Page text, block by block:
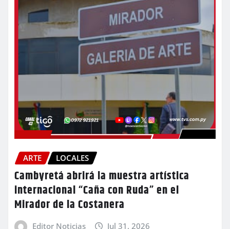
ARTE LOCALES
Cambyretá abrirá la muestra artística
internacional “Caña con Ruda” en el
Mirador de la Costanera
Editor Noticias Jul 31, 2026